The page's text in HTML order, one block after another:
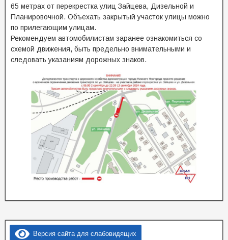
65 метрах от перекрестка улиц Зайцева, Дизельной и
Планировочной. Объехать закрытый участок улицы можно
по прилегающим улицам.
Рекомендуем автомобилистам заранее ознакомиться со
схемой движения, быть предельно внимательными и
следовать указаниям дорожных знаков.
Версия сайта для слабовидящих